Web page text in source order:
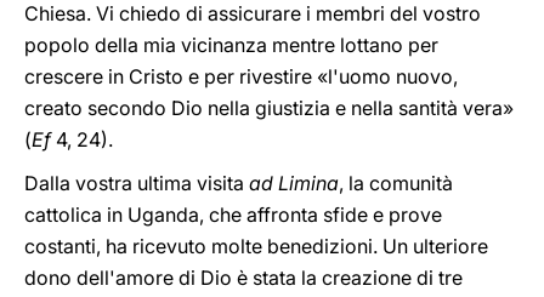
Chiesa. Vi chiedo di assicurare i membri del vostro
popolo della mia vicinanza mentre lottano per
crescere in Cristo e per rivestire «l'uomo nuovo,
creato secondo Dio nella giustizia e nella santità vera»
(Ef4, 24).
Dalla vostra ultima visita ad Limina, la comunità
cattolica in Uganda, che affronta sfide e prove
costanti, ha ricevuto molte benedizioni. Un ulteriore
dono dell'amore di Dio è stata la creazione di tre